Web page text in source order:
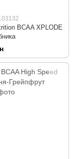
BCAA XPLODE